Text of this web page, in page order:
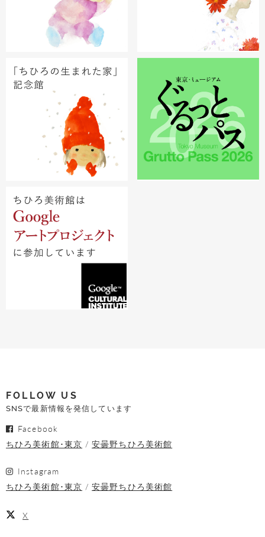
FOLLOW US
SNSで最新情報を発信しています
Facebook
ちひろ美術館･東京
安曇野ちひろ美術館
Instagram
ちひろ美術館･東京
安曇野ちひろ美術館
X